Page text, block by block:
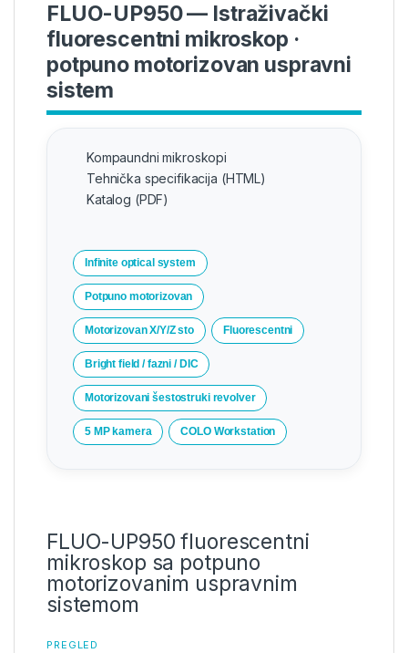
FLUO-UP950 — Istraživački
fluorescentni mikroskop ·
potpuno motorizovan uspravni
sistem
Kompaundni mikroskopi
Tehnička specifikacija (HTML)
Katalog (PDF)
Infinite optical system
Potpuno motorizovan
Motorizovan X/Y/Z sto Fluorescentni
Bright field / fazni / DIC
Motorizovani šestostruki revolver
5 MP kamera COLO Workstation
FLUO-UP950 fluorescentni
mikroskop sa potpuno
motorizovanim uspravnim
sistemom
PREGLED